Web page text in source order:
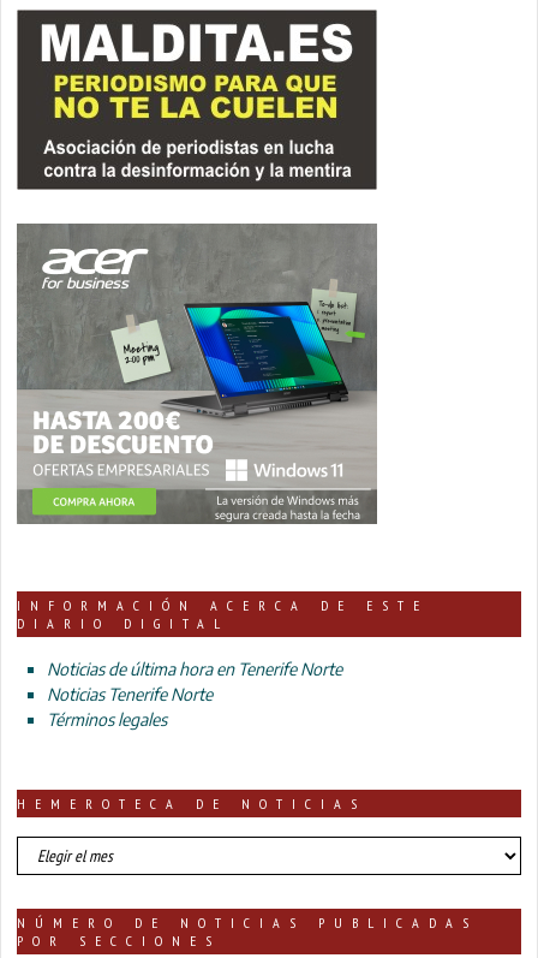
INFORMACIÓN ACERCA DE ESTE
DIARIO DIGITAL
Noticias de última hora en Tenerife Norte
Noticias Tenerife Norte
Términos legales
HEMEROTECA DE NOTICIAS
HEMEROTECA
DE
NÚMERO DE NOTICIAS PUBLICADAS
POR SECCIONES